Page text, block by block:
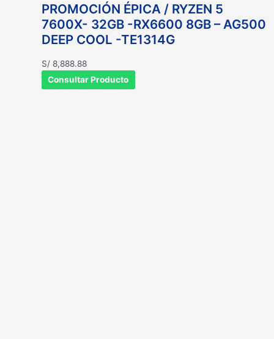
PROMOCIÓN ÉPICA / RYZEN 5
7600X- 32GB -RX6600 8GB – AG500
DEEP COOL -TE1314G
S/ 8,888.88
Consultar Producto